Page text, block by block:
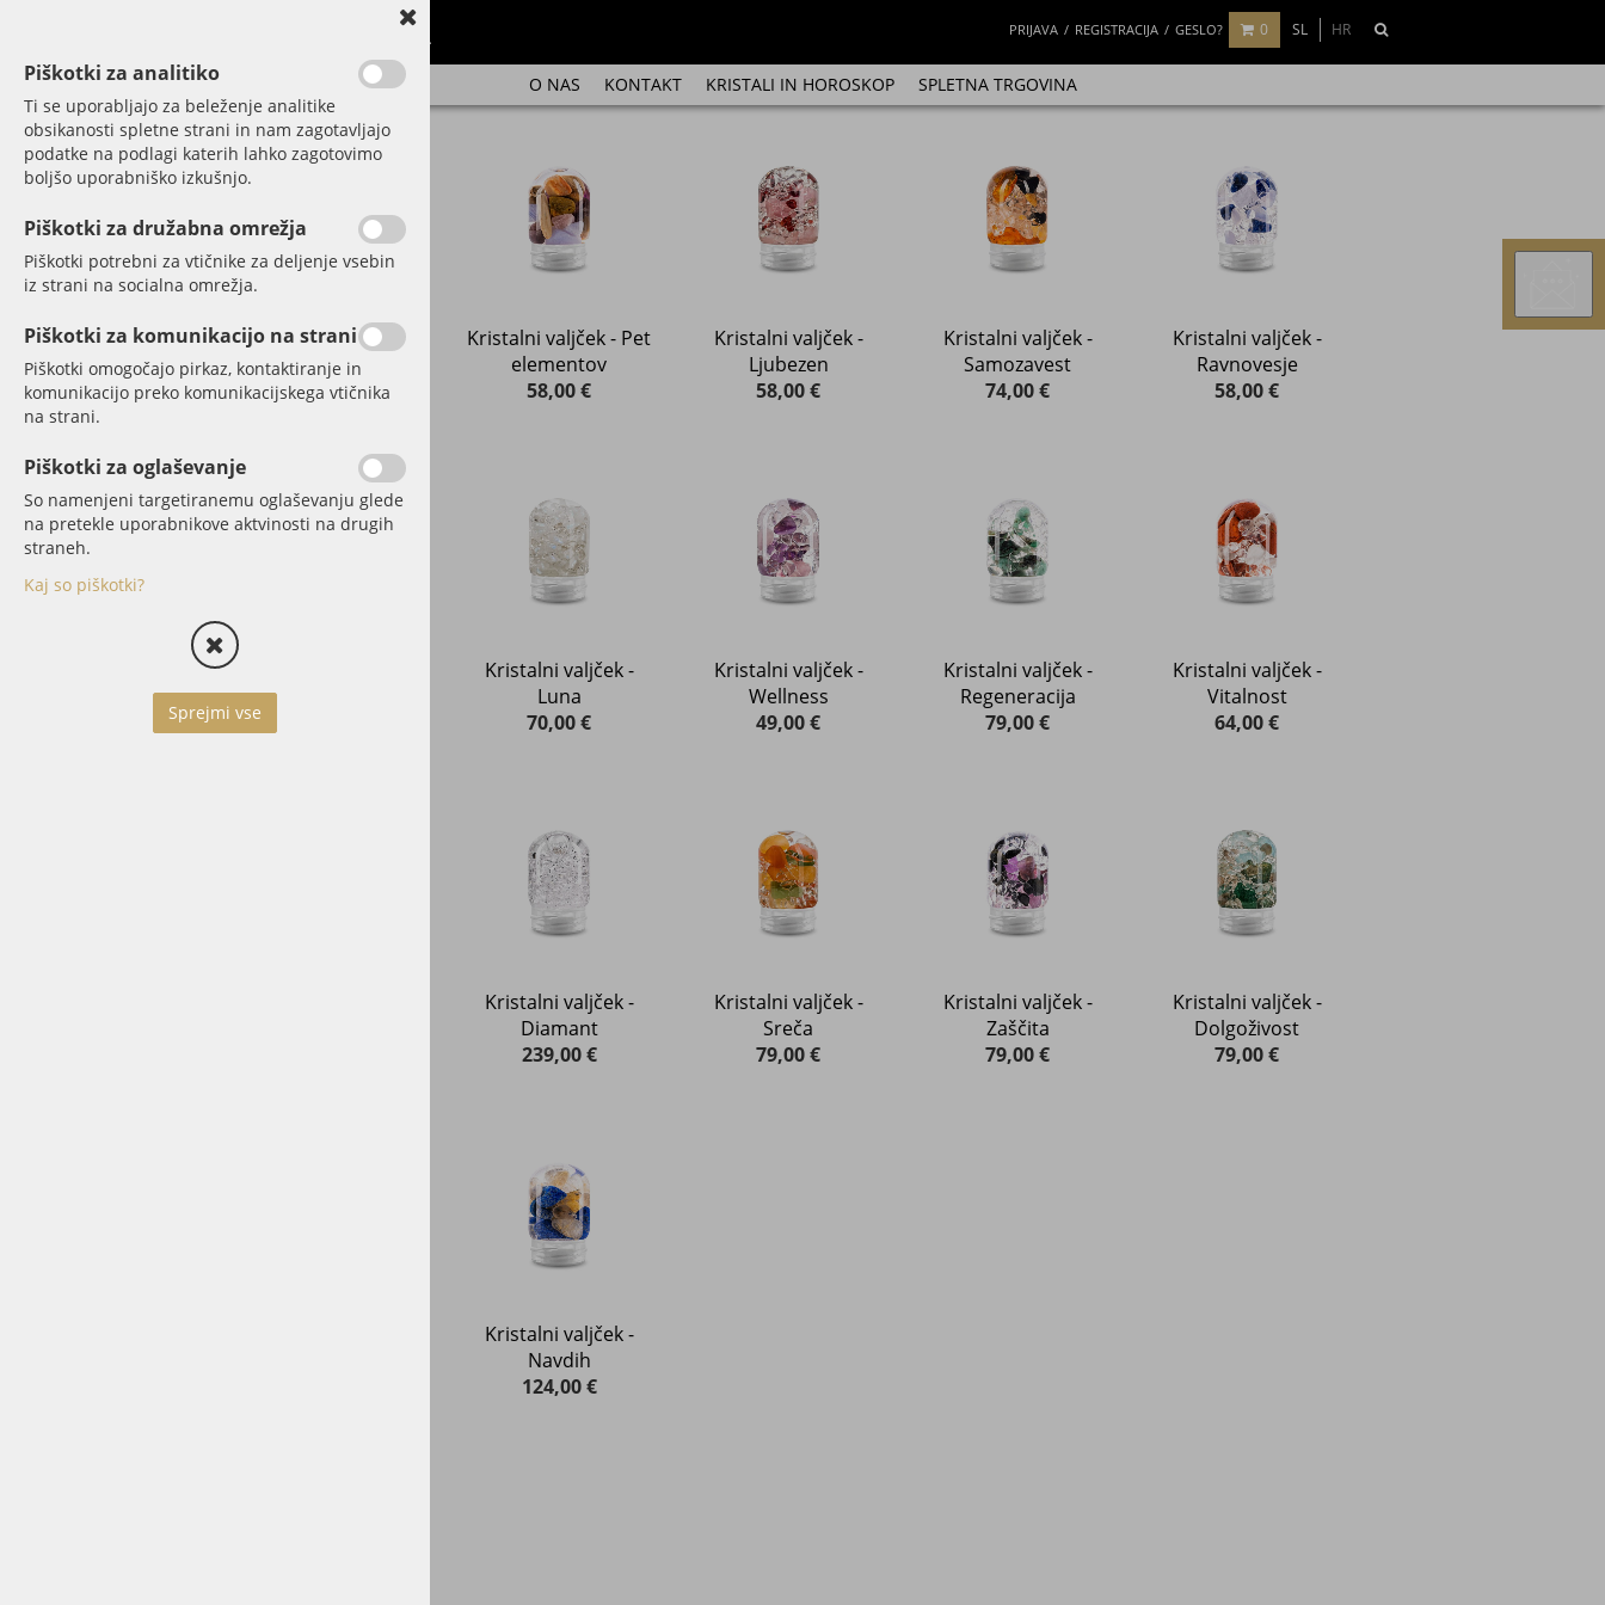
SL HR
PRIJAVA REGISTRACIJA GESLO? 0
O NAS KONTAKT KRISTALI IN HOROSKOP SPLETNA TRGOVINA
SPLETNA TRGOVINA
Stekleničke ViA
Karafa Sana
Kristalne slamice
Stekleničke inu!
Grande
Kristali
Stekleničke ViA - Heat
Kristalne ročke
Steklene vaze s kristali
Masažni kristalni valjčki
Kristali za horoskop
Dozirniki Pump!
Kristalni valjčki za ViA in
Kristalni valjček - Pet
elementov
58,00 €
Kristalni valjček -
Ljubezen
58,00 €
Kristalni valjček -
Samozavest
74,00 €
Kristalni valjček -
Ravnovesje
58,00 €
Kristalni valjček -
Luna
70,00 €
Kristalni valjček -
Wellness
49,00 €
Kristalni valjček -
Regeneracija
79,00 €
Kristalni valjček -
Vitalnost
64,00 €
Kristalni valjček -
Diamant
239,00 €
Kristalni valjček -
Sreča
79,00 €
Kristalni valjček -
Zaščita
79,00 €
Kristalni valjček -
Dolgoživost
79,00 €
Kristalni valjček -
Navdih
124,00 €
Piškotki za analitiko
Ti se uporabljajo za beleženje analitike
obsikanosti spletne strani in nam zagotavljajo
podatke na podlagi katerih lahko zagotovimo
boljšo uporabniško izkušnjo.
Piškotki za družabna omrežja
Piškotki potrebni za vtičnike za deljenje vsebin
iz strani na socialna omrežja.
Piškotki za komunikacijo na strani
Piškotki omogočajo pirkaz, kontaktiranje in
komunikacijo preko komunikacijskega vtičnika
na strani.
Piškotki za oglaševanje
So namenjeni targetiranemu oglaševanju glede
na pretekle uporabnikove aktvinosti na drugih
straneh.
Kaj so piškotki?
Sprejmi vse